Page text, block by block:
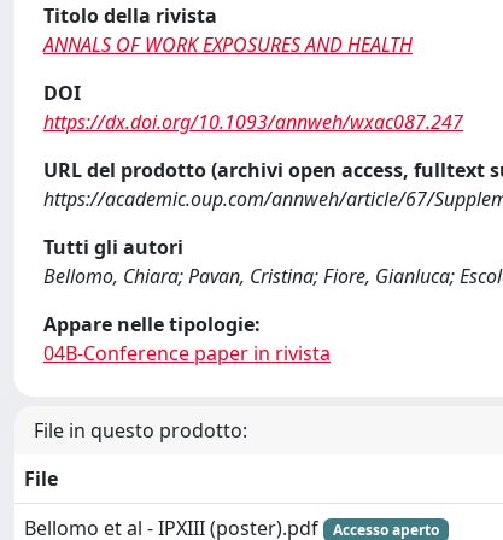
Titolo della rivista
ANNALS OF WORK EXPOSURES AND HEALTH
DOI
https://dx.doi.org/10.1093/annweh/wxac087.247
URL del prodotto (archivi open access, fulltext
https://academic.oup.com/annweh/article/67/
Tutti gli autori
Bellomo, Chiara; Pavan, Cristina; Fiore, Gianluca;
Appare nelle tipologie:
04B-Conference paper in rivista
File in questo prodotto:
File
Bellomo et al - IPXIII (poster).pdf
Accesso aperto